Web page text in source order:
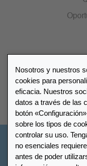
Lista
Encuentre su
Nosotros y nuestros
cookies para
eficacia. Nuestros
datos a través de las
botón
sobre los tipos de
controlar su uso.
no esenciales
antes de poder